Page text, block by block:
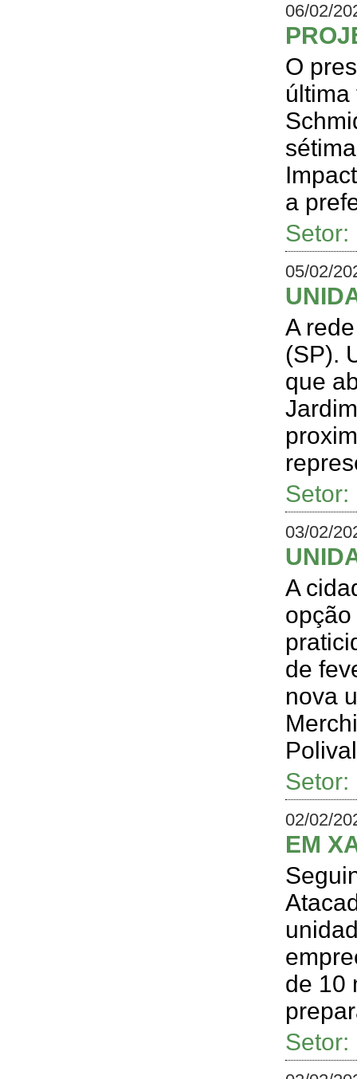
06/02/
O
última
a
Setor:
05/02/
A
(SP).
que
Setor:
03/02/
A
de
nova
Setor:
02/02/
EM
de 10
Setor: